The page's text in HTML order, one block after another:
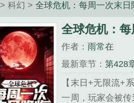
> 科幻 >全球危机：每周一次末日
全球危机：
作者：雨常在
最新章节：第428
【末日+无限流+
一周，玩家会被